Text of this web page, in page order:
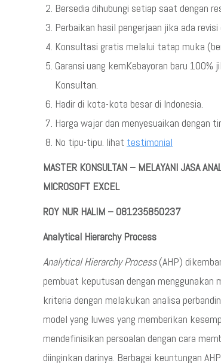
Bersedia dihubungi setiap saat dengan
Perbaikan hasil pengerjaan jika ada revisi
Konsultasi gratis melalui tatap muka
Garansi uang kemKebayoran baru
Konsultan.
Hadir di kota-kota besar di Indonesia.
Harga wajar dan menyesuaikan dengan
No tipu-tipu. lihat testimonial
MASTER KONSULTAN – MELAYANI JASA
MICROSOFT EXCEL
ROY NUR HALIM – 081235850237
Analytical Hierarchy Process
Analytical Hierarchy Process(AHP)
pembuat keputusan dengan menggunakan
kriteria dengan melakukan analisa
model yang luwes yang memberikan
mendefinisikan persoalan dengan cara
diinginkan darinya. Berbagai keuntungan